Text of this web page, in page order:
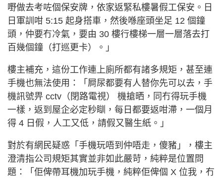
嘢做去考咗個保安牌，依家返緊私樓暑假工保安。日
日軍訓咁 5:15 起身搭車，然後喺座頭坐足 12 個鐘
頭，仲要冇冷氣，要由 30 樓行樓梯一層一層落去打
百幾個鐘（打巡更卡）。」
樓主補充，這份工作連上廁所都有諸多規矩，甚至連
手機也無法使用：「屙尿都要有人替你先可以去，手
機訊號畀 cctv（閉路電視） 機搶晒，同冇得玩手機
一樣，返到屋企必定秒瞓，每日都要返咁滯，一個月
得 4 日假，人工又低，請假又醫生紙。」
對於有網民疑惑「手機玩唔到仲唔走，傻豬」，樓主
澄清指公司規矩其實並非如此嚴苛，純粹是位置問
題：「佢俾帶耳機加玩手機，純粹佢俾個 X 位我，冇